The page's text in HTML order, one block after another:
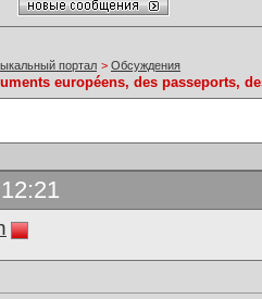
портал > Обсуждения
européens, des passeports,